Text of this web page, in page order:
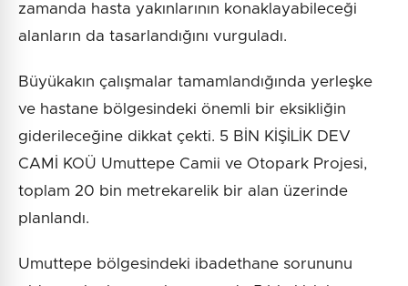
zamanda hasta yakınlarının konaklayabileceği
alanların da tasarlandığını vurguladı.
Büyükakın çalışmalar tamamlandığında yerleşke
ve hastane bölgesindeki önemli bir eksikliğin
giderileceğine dikkat çekti. 5 BİN KİŞİLİK DEV
CAMİ KOÜ Umuttepe Camii ve Otopark Projesi,
toplam 20 bin metrekarelik bir alan üzerinde
planlandı.
Umuttepe bölgesindeki ibadethane sorununu